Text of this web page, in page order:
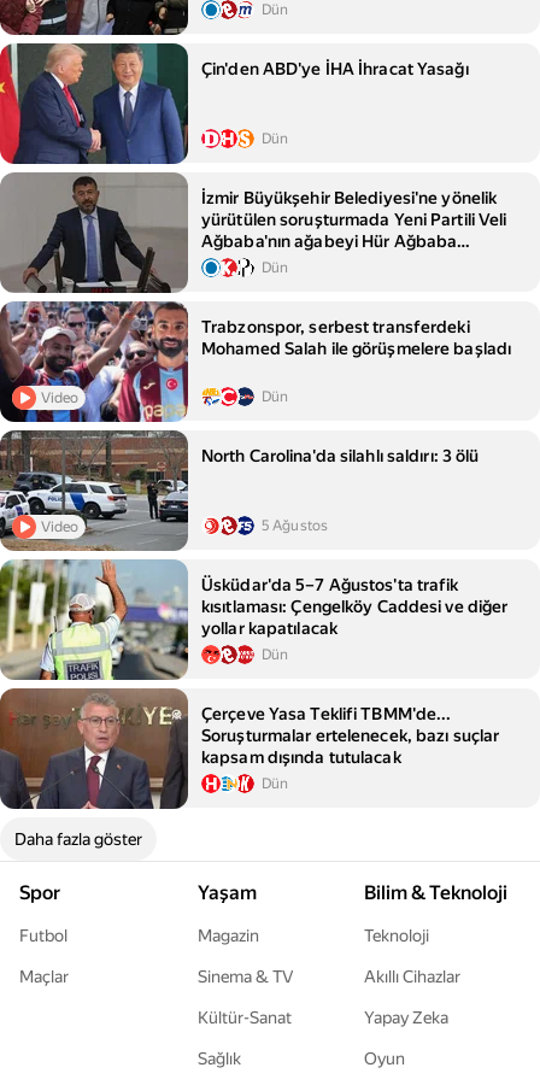
Dün
Çin'den ABD'ye İHA İhracat Yasağı
Dün
İzmir Büyükşehir Belediyesi'ne yönelik
yürütülen soruşturmada Yeni Partili Veli
Ağbaba'nın ağabeyi Hür Ağbaba
gözaltına alındı
Dün
Video
Trabzonspor, serbest transferdeki
Mohamed Salah ile görüşmelere başladı
Dün
Video
North Carolina'da silahlı saldırı: 3 ölü
5 Ağustos
Üsküdar'da 5–7 Ağustos'ta trafik
kısıtlaması: Çengelköy Caddesi ve diğer
yollar kapatılacak
Dün
Çerçeve Yasa Teklifi TBMM'de...
Soruşturmalar ertelenecek, bazı suçlar
kapsam dışında tutulacak
Dün
Daha fazla göster
Spor
Futbol
Maçlar
Yaşam
Magazin
Sinema & TV
Kültür-Sanat
Sağlık
Bilim & Teknoloji
Teknoloji
Akıllı Cihazlar
Yapay Zeka
Oyun